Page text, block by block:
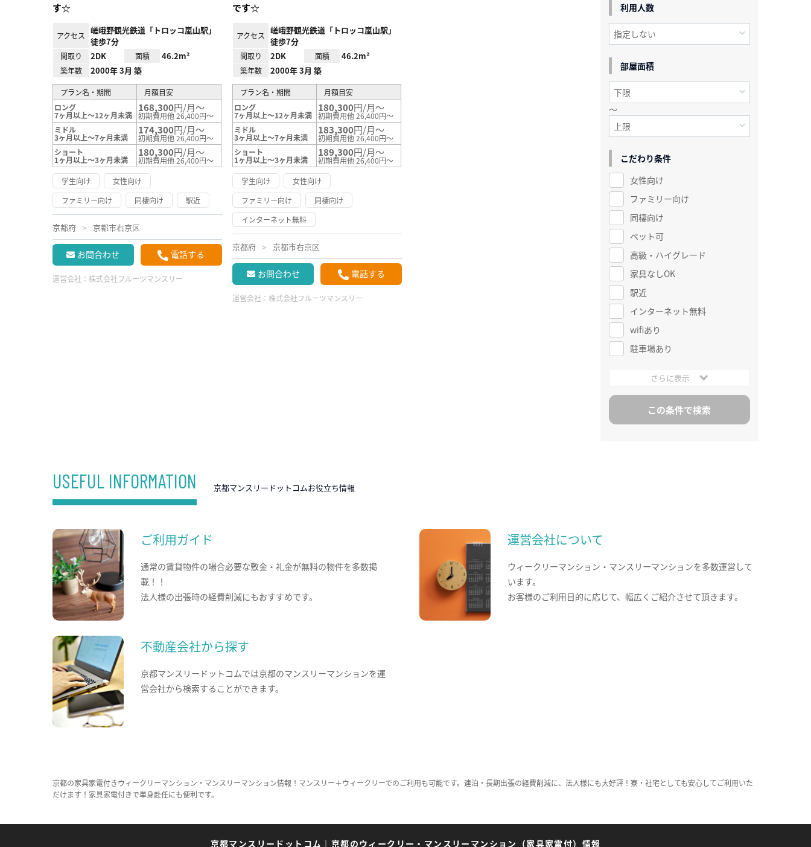
す☆
アクセス
嵯峨野観光鉄道「トロッコ嵐山駅」
徒歩7分
間取り 2DK 面積 46.2m²
築年数 2000年 3月 築
プラン名・期間
月額目安
ロング
7ヶ月以上～12ヶ月未満
168,300円/月～
初期費用他 26,400円～
ミドル
3ヶ月以上～7ヶ月未満
174,300円/月～
初期費用他 26,400円～
ショート
1ヶ月以上～3ヶ月未満
180,300円/月～
初期費用他 26,400円～
学生向け
女性向け
ファミリー向け
同棲向け 駅近
京都府 京都市右京区
お問合わせ 電話する
運営会社： 株式会社フルーツマンスリー
です☆
アクセス
嵯峨野観光鉄道「トロッコ嵐山駅」
徒歩7分
間取り 2DK 面積 46.2m²
築年数 2000年 3月 築
プラン名・期間
月額目安
ロング
7ヶ月以上～12ヶ月未満
180,300円/月～
初期費用他 26,400円～
ミドル
3ヶ月以上～7ヶ月未満
183,300円/月～
初期費用他 26,400円～
ショート
1ヶ月以上～3ヶ月未満
189,300円/月～
初期費用他 26,400円～
学生向け
女性向け
ファミリー向け
同棲向け
インターネット無料
京都府 京都市右京区
お問合わせ 電話する
運営会社：株式会社フルーツマンスリー
利用人数
部屋面積
～
こだわり条件
女性向け
ファミリー向け
同棲向け
ペット可
高級・ハイグレード
家具なしOK
駅近
インターネット無料
wifiあり
駐車場あり
さらに表示
USEFUL INFORMATION 京都マンスリードットコムお役立ち情報
ご利用ガイド
通常の賃貸物件の場合必要な敷金・礼金が無料の物件を多数掲
載！！
法人様の出張時の経費削減にもおすすめです。
運営会社について
ウィークリーマンション・マンスリーマンションを多数運営して
います。
お客様のご利用目的に応じて、幅広くご紹介させて頂きます。
不動産会社から探す
京都マンスリードットコムでは京都のマンスリーマンションを運
営会社から検索することができます。
京都の家具家電付きウィークリーマンション・マンスリーマンション情報！マンスリー＋ウィークリーでのご利用も可能です。連泊・長期出張の経費削減に、法人様にも大好評！寮・社宅としても安心してご利用いた
だけます！家具家電付きで単身赴任にも便利です。
京都マンスリードットコム ｜ 京都のウィークリー・マンスリーマンション（家具家電付）情報